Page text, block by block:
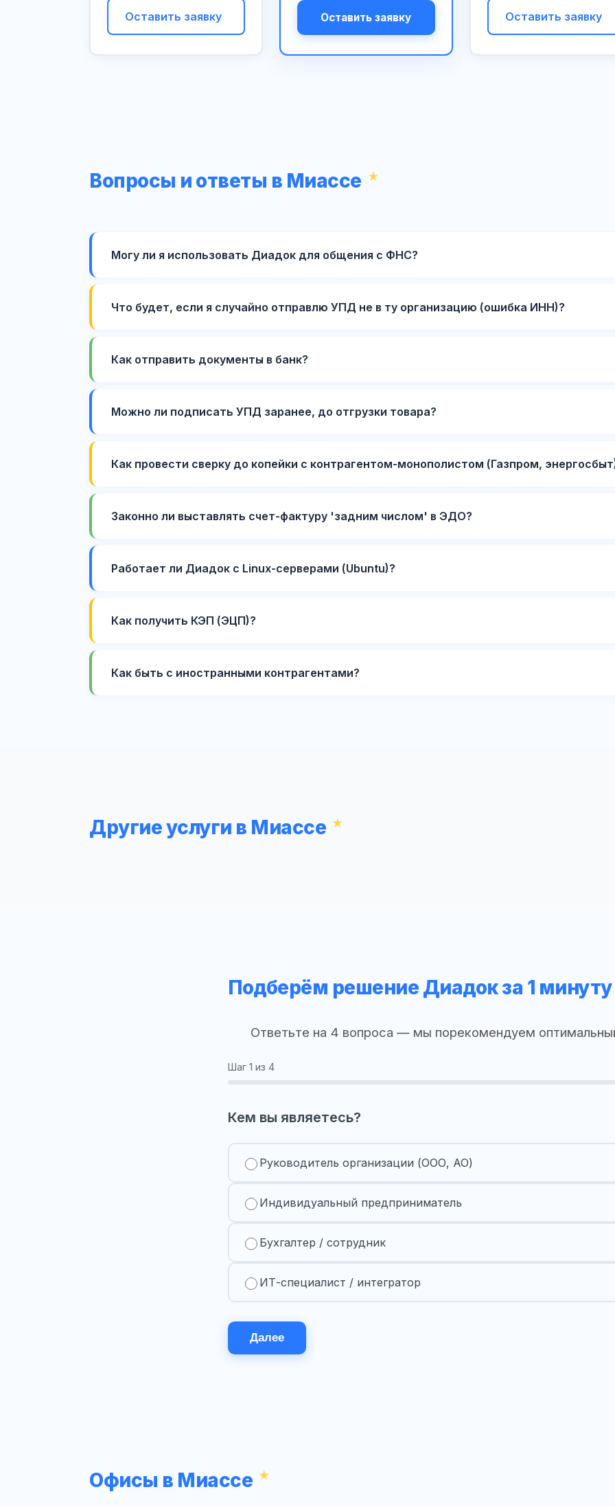
Оставить заявку Оставить заявку Оставить заявку
Вопросы и ответы в Миассе
Могу ли я использовать Диадок для общения с ФНС?
Что будет, если я случайно отправлю УПД не в ту организацию (ошибка ИНН)?
Как отправить документы в банк?
Можно ли подписать УПД заранее, до отгрузки товара?
Как провести сверку до копейки с контрагентом-монополистом (Газпром,
Законно ли выставлять счет-фактуру 'задним числом' в ЭДО?
Работает ли Диадок с Linux-серверами (Ubuntu)?
Как получить КЭП (ЭЦП)?
Как быть с иностранными контрагентами?
Другие услуги в Миассе
Подберём решение Диадок за 1 минуту
Ответьте на 4 вопроса — мы порекомендуем
Шаг 1 из 4
Кем вы являетесь?
Руководитель организации (ООО, АО)
Индивидуальный предприниматель
Бухгалтер / сотрудник
ИТ-специалист / интегратор
Далее
Офисы в Миассе